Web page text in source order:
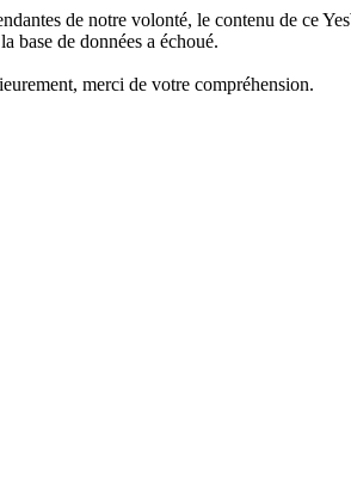
de notre volonté, le contenu de ce
base de données a échoué.
merci de votre compréhension.